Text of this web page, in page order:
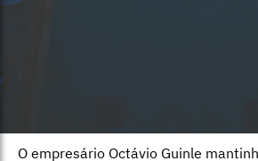
O empresário Octávio Guinle